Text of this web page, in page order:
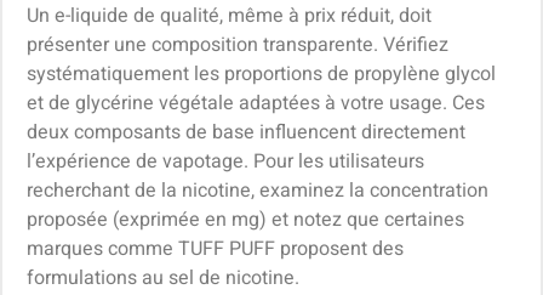
Un e-liquide de qualité, même à prix réduit, doit
présenter une composition transparente. Vérifiez
systématiquement les proportions de propylène glycol
et de glycérine végétale adaptées à votre usage. Ces
deux composants de base influencent directement
l’expérience de vapotage. Pour les utilisateurs
recherchant de la nicotine, examinez la concentration
proposée (exprimée en mg) et notez que certaines
marques comme TUFF PUFF proposent des
formulations au sel de nicotine.